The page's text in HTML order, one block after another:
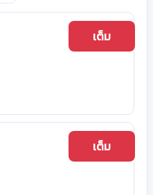
เต็ม
เต็ม